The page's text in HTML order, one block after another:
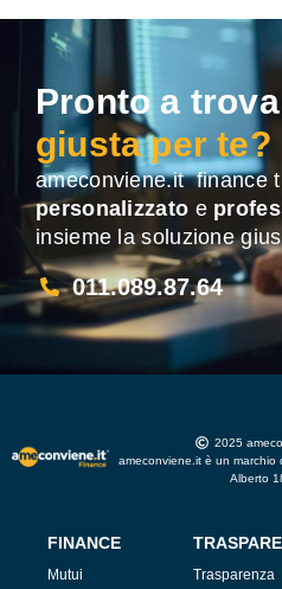
Pronto a
giusta per te?
ameconviene.it finance
personalizzato e
insieme la soluzione
011.089.87.64
2025
ameconviene.it è un
Alberto
FINANCE
Mutui
Trasparenza